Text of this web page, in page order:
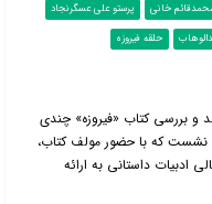
خانی
پرستو علی عسگرنجاد
حلقه فیروزه
کتاب «فیروزه» چندی
نشست که با حضور مولف کتاب،
ادبیات داستانی به ارائه